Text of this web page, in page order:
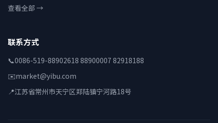
查看全部 →
联系方式
📞0086-519-88902618 88900007 82918188
✉️market@yibu.com
📍江苏省常州市天宁区郑陆镇宁河路18号